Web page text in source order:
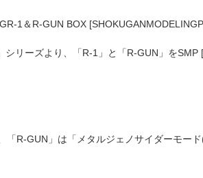
1＆R-GUN BOX
シリーズより、「R-1」と「R-GUN」を
「R-GUN」は「メタルジェノサイダーモー